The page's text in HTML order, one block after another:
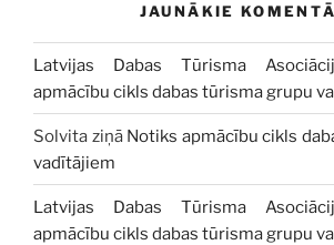
JAUNĀKIE
Latvijas Dabas Tūrisma
apmācību cikls dabas tūrisma grupu
Solvita ziņā Notiks apmācību cikls
vadītājiem
Latvijas Dabas Tūrisma
apmācību cikls dabas tūrisma grupu